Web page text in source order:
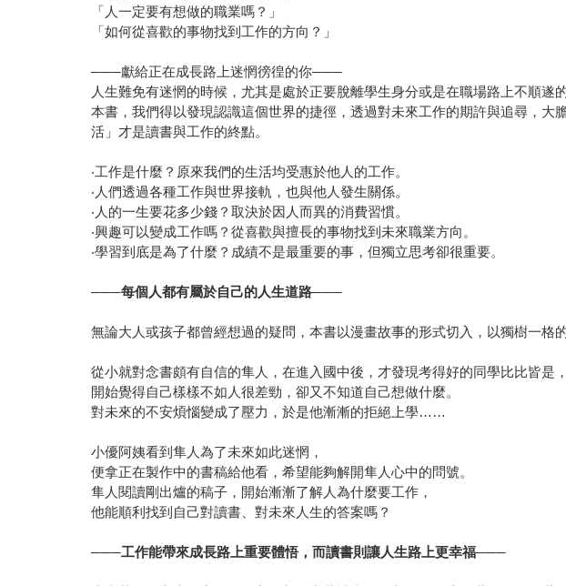
「人一定要有想做的職業嗎？」
「如何從喜歡的事物找到工作的方向？」
───獻給正在成長路上迷惘徬徨的你───
人生難免有迷惘的時候，尤其是處於正要脫離學生身分或是在職場路上不順
本書，我們得以發現認識這個世界的捷徑，透過對未來工作的期許與追尋，
活」才是讀書與工作的終點。
‧工作是什麼？原來我們的生活均受惠於他人的工作。
‧人們透過各種工作與世界接軌，也與他人發生關係。
‧人的一生要花多少錢？取決於因人而異的消費習慣。
‧興趣可以變成工作嗎？從喜歡與擅長的事物找到未來職業方向。
‧學習到底是為了什麼？成績不是最重要的事，但獨立思考卻很重要。
───每個人都有屬於自己的人生道路───
無論大人或孩子都曾經想過的疑問，本書以漫畫故事的形式切入，以獨樹一格
從小就對念書頗有自信的隼人，在進入國中後，才發現考得好的同學比比皆是，
開始覺得自己樣樣不如人很差勁，卻又不知道自己想做什麼。
對未來的不安煩惱變成了壓力，於是他漸漸的拒絕上學……
小優阿姨看到隼人為了未來如此迷惘，
便拿正在製作中的書稿給他看，希望能夠解開隼人心中的問號。
隼人閱讀剛出爐的稿子，開始漸漸了解人為什麼要工作，
他能順利找到自己對讀書、對未來人生的答案嗎？
───工作能帶來成長路上重要體悟，而讀書則讓人生路上更幸福───